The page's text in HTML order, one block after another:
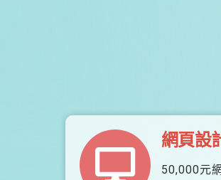
網頁設
50,000元